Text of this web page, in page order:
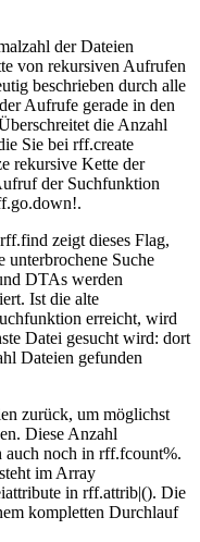
der Dateien
von rekursiven Aufrufen
beschrieben durch alle
Aufrufe gerade in den
die Anzahl
Sie bei rff.create
rekursive Kette der
der Suchfunktion
zeigt dieses Flag,
unterbrochene Suche
DTAs werden
Ist die alte
erreicht, wird
Datei gesucht wird: dort
Dateien gefunden
zurück, um möglichst
Diese Anzahl
auch noch in rff.fcount%.
im Array
in rff.attrib|(). Die
kompletten Durchlauf